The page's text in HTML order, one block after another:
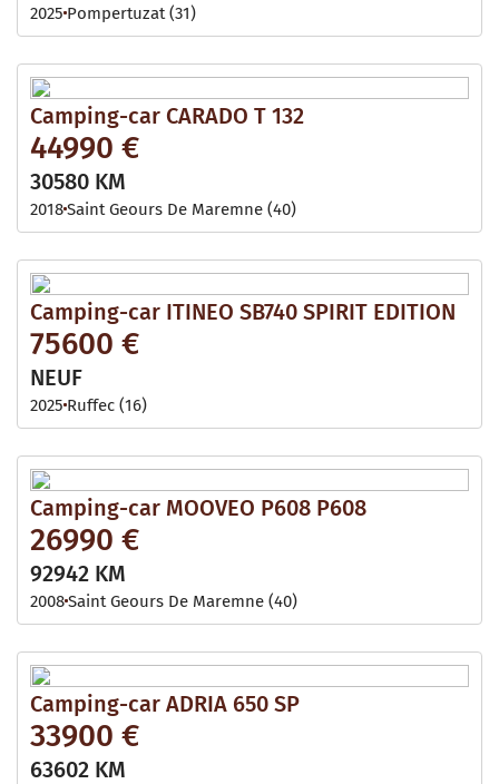
2025 Pompertuzat (31)
Camping-car CARADO T 132
44990 €
30580 KM
2018Saint Geours De Maremne (40)
Camping-car ITINEO SB740 SPIRIT EDITION
75600 €
NEUF
2025 Ruffec (16)
Camping-car MOOVEO P608 P608
26990 €
92942 KM
2008Saint Geours De Maremne (40)
Camping-car ADRIA 650 SP
33900 €
63602 KM